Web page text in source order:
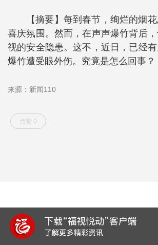
【摘要】每到春节，绚烂的烟
喜庆氛围。然而，在声声爆竹背后
视的安全隐患。这不，近日，已经
爆竹遭受眼外伤。究竟是怎么回事？
来源：新闻110
点赞 0